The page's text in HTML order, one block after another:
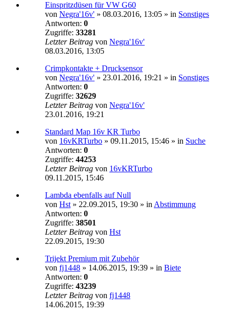
Einspritzdüsen für VW G60
von Negra'16v' » 08.03.2016, 13:05 » in Sonstiges
Antworten: 0
Zugriffe: 33281
Letzter Beitrag von Negra'16v'
08.03.2016, 13:05
Crimpkontakte + Drucksensor
von Negra'16v' » 23.01.2016, 19:21 » in Sonstiges
Antworten: 0
Zugriffe: 32629
Letzter Beitrag von Negra'16v'
23.01.2016, 19:21
Standard Map 16v KR Turbo
von 16vKRTurbo » 09.11.2015, 15:46 » in Suche
Antworten: 0
Zugriffe: 44253
Letzter Beitrag von 16vKRTurbo
09.11.2015, 15:46
Lambda ebenfalls auf Null
von Hst » 22.09.2015, 19:30 » in Abstimmung
Antworten: 0
Zugriffe: 38501
Letzter Beitrag von Hst
22.09.2015, 19:30
Trijekt Premium mit Zubehör
von fj1448 » 14.06.2015, 19:39 » in Biete
Antworten: 0
Zugriffe: 43239
Letzter Beitrag von fj1448
14.06.2015, 19:39